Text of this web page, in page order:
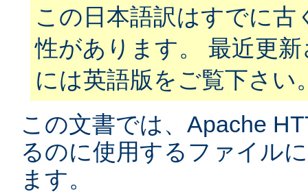
この日本語訳はすでに古
性があります。 最近更
には英語版をご覧下さい
この文書では、Apache
るのに使用するファイル
ます。